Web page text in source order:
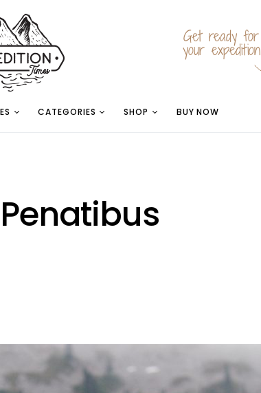
Get ready for
your expedition
CATEGORIES SHOP BUY NOW